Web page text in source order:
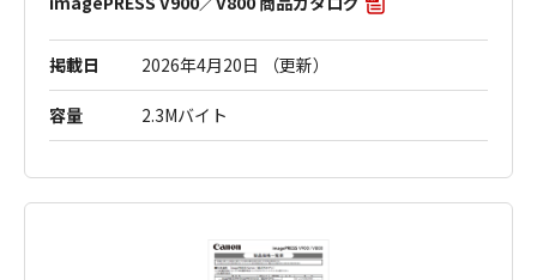
掲載日 2026年4月20日 （更新）
容量 2.3Mバイト